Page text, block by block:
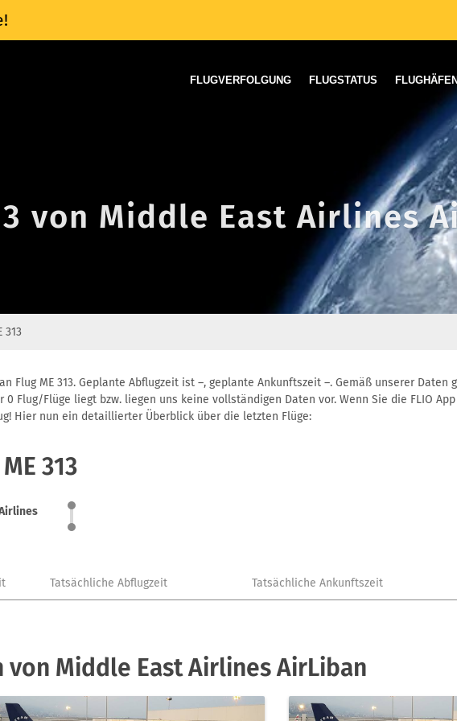
FLUGVERFOLGUNG FLUGSTATUS FLUGHÄFEN
von Middle East Airlines
313
Flug ME 313. Geplante Abflugzeit ist –, geplante Ankunftszeit –. Gemäß unserer Daten
Flug/Flüge liegt bzw. liegen uns keine vollständigen Daten vor. Wenn Sie die FLIO
Hier nun ein detaillierter Überblick über die letzten Flüge:
313
Tatsächliche Abflugzeit Tatsächliche Ankunftszeit
Middle East Airlines AirLiban